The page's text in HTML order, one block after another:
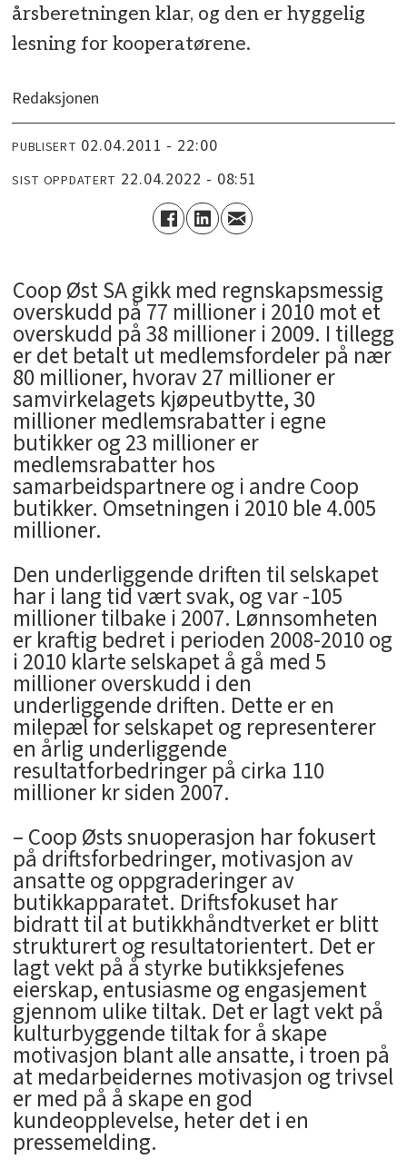
årsberetningen klar, og den er hyggelig
lesning for kooperatørene.
Redaksjonen
PUBLISERT 02.04.2011 - 22:00
SIST OPPDATERT 22.04.2022 - 08:51
Coop Øst SA gikk med regnskapsmessig
overskudd på 77 millioner i 2010 mot et
overskudd på 38 millioner i 2009. I tillegg
er det betalt ut medlemsfordeler på nær
80 millioner, hvorav 27 millioner er
samvirkelagets kjøpeutbytte, 30
millioner medlemsrabatter i egne
butikker og 23 millioner er
medlemsrabatter hos
samarbeidspartnere og i andre Coop
butikker. Omsetningen i 2010 ble 4.005
millioner.
Den underliggende driften til selskapet
har i lang tid vært svak, og var -105
millioner tilbake i 2007. Lønnsomheten
er kraftig bedret i perioden 2008-2010 og
i 2010 klarte selskapet å gå med 5
millioner overskudd i den
underliggende driften. Dette er en
milepæl for selskapet og representerer
en årlig underliggende
resultatforbedringer på cirka 110
millioner kr siden 2007.
– Coop Østs snuoperasjon har fokusert
på driftsforbedringer, motivasjon av
ansatte og oppgraderinger av
butikkapparatet. Driftsfokuset har
bidratt til at butikkhåndtverket er blitt
strukturert og resultatorientert. Det er
lagt vekt på å styrke butikksjefenes
eierskap, entusiasme og engasjement
gjennom ulike tiltak. Det er lagt vekt på
kulturbyggende tiltak for å skape
motivasjon blant alle ansatte, i troen på
at medarbeidernes motivasjon og trivsel
er med på å skape en god
kundeopplevelse, heter det i en
pressemelding.